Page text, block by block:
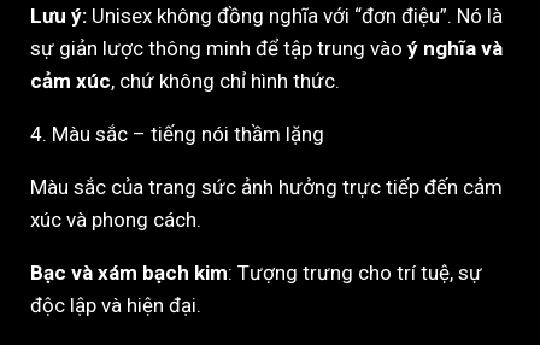
Lưu ý: Unisex không đồng nghĩa với “đơn điệu”. Nó là
sự giản lược thông minh để tập trung vào ý nghĩa và
cảm xúc, chứ không chỉ hình thức.
4. Màu sắc – tiếng nói thầm lặng
Màu sắc của trang sức ảnh hưởng trực tiếp đến cảm
xúc và phong cách.
Bạc và xám bạch kim: Tượng trưng cho trí tuệ, sự
độc lập và hiện đại.